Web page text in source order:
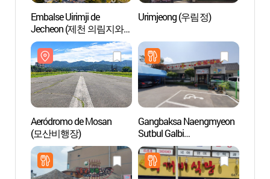
Embalse Uirimji de
Jecheon (제천 의림지와
제림)
Urimjeong (우림정)
Aeródromo de Mosan
(모산비행장)
Gangbaksa Naengmyeon
Sutbul Galbi
(강박사냉면숯불갈비)